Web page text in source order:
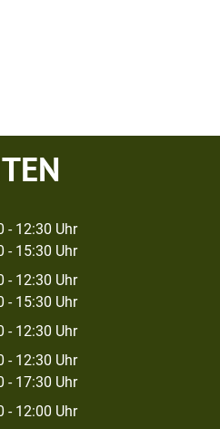
- 12:30 Uhr
- 15:30 Uhr
- 12:30 Uhr
- 15:30 Uhr
- 12:30 Uhr
- 12:30 Uhr
- 17:30 Uhr
- 12:00 Uhr